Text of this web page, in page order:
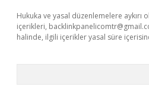
Hukuka ve yasal düzenlemelere aykırı
içerikleri,
halinde, ilgili içerikler yasal süre